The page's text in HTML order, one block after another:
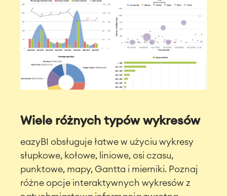
Wiele różnych typów wykresów
eazyBI obsługuje łatwe w użyciu wykresy
słupkowe, kołowe, liniowe, osi czasu,
punktowe, mapy, Gantta i mierniki. Poznaj
różne opcje interaktywnych wykresów z